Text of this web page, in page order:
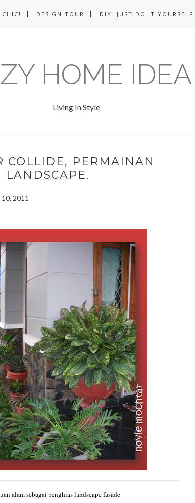
CHIC! DESIGN TOUR DIY. JUST DO IT YOURSELF!
HOME IDEA
Living In Style
COLLIDE, PERMAINAN
LANDSCAPE.
2011
alam sebagai penghias landscape fasade